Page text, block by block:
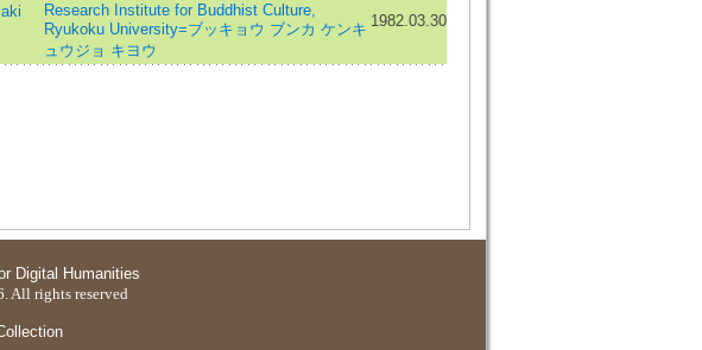
Research Institute for Buddhist Culture,
Ryukoku University=ブッキョウ ブンカ ケンキ
ュウジョ キヨウ
1982.03.30
Digital Humanities
All rights reserved